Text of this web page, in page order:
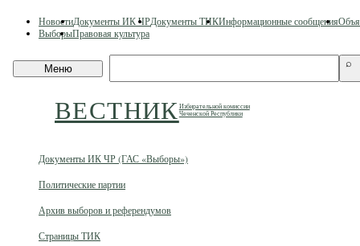
content
НовостиДокументы ИК ЧРДокументы ТИКИнформационные сообщения
ВыборыПравовая культура
Меню
ВЕСТНИКИзбирательной комиссии
Чеченской Республики
сайту
⌕
Документы ИК ЧР (ГАС «Выборы»)
Политические партии
Архив выборов и референдумов
Страницы ТИК